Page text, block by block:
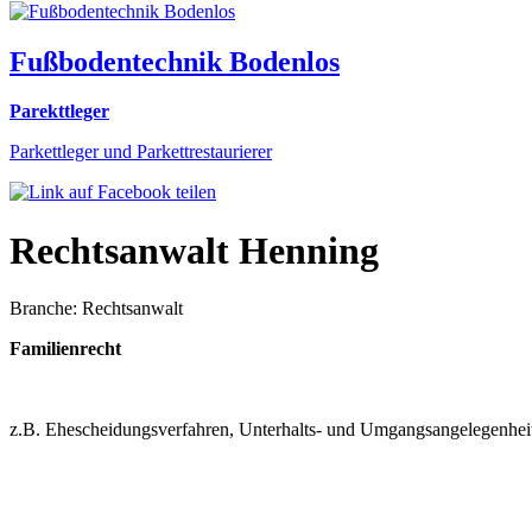
Fußbodentechnik Bodenlos
Parekttleger
Parkettleger und Parkettrestaurierer
Rechtsanwalt Henning
Branche: Rechtsanwalt
Familienrecht
z.B. Ehescheidungsverfahren, Unterhalts- und